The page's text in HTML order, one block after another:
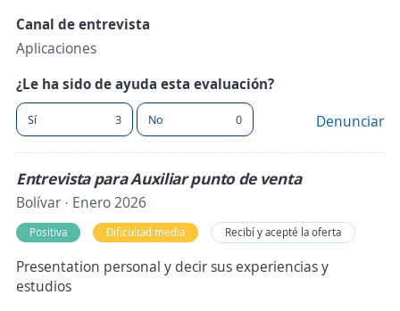
Canal de entrevista
Aplicaciones
¿Le ha sido de ayuda esta evaluación?
Sí 3 No 0 Denunciar
Entrevista para Auxiliar punto de venta
Bolívar · Enero 2026
Positiva Dificultad media Recibí y acepté la oferta
Presentation personal y decir sus experiencias y
estudios